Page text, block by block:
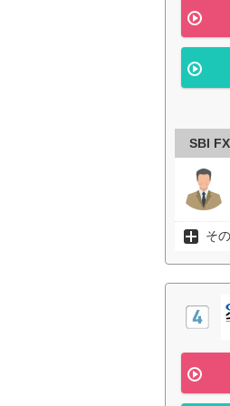
SBI
そ